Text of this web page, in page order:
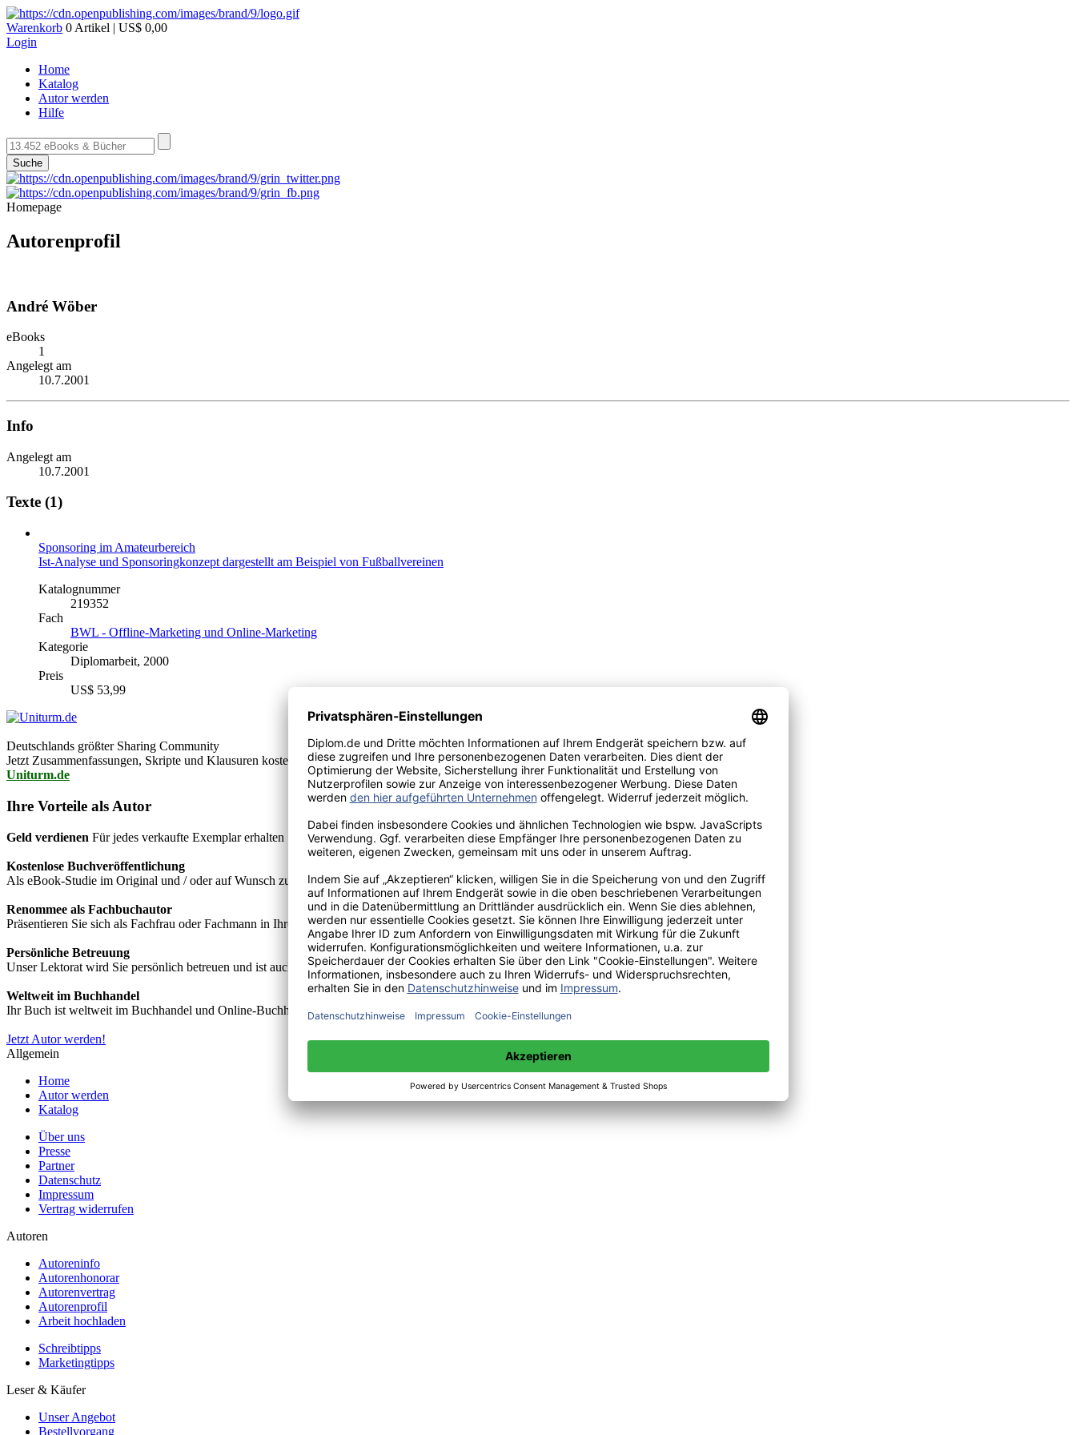
Warenkorb 0 Artikel | US$ 0,00
Login
Home
Katalog
Autor werden
Hilfe
Suche
Homepage
Autorenprofil
André Wöber
eBooks
1
Angelegt am
10.7.2001
Info
Angelegt am
10.7.2001
Texte (1)
Sponsoring im Amateurbereich
Ist-Analyse und Sponsoringkonzept dargestellt am Beispiel von Fußballvereinen
Katalognummer
219352
Fach
BWL - Offline-Marketing und Online-Marketing
Kategorie
Diplomarbeit, 2000
Preis
US$ 53,99
Deutschlands größter Sharing Community
Jetzt Zusammenfassungen, Skripte und Klausuren kostenlos downloaden!
Uniturm.de
Ihre Vorteile als Autor
Geld verdienen Für jedes verkaufte Exemplar erhalten Sie Autorenhonorar - bis zu 40%.
Kostenlose Buchveröffentlichung
Als eBook-Studie im Original und / oder auf Wunsch zusätzlich als hochwertiges Fachbuch in unserem renommierten Buchverlag.
Renommee als Fachbuchautor
Präsentieren Sie sich als Fachfrau oder Fachmann in Ihrem Fachgebiet und machen Sie sich bekannt.
Persönliche Betreuung
Unser Lektorat wird Sie persönlich betreuen und ist auch telefonisch unter +49(0)176-85996762 erreichbar.
Weltweit im Buchhandel
Ihr Buch ist weltweit im Buchhandel und Online-Buchhandel wie z.B. amazon erhältlich.
Jetzt Autor werden!
Allgemein
Home
Autor werden
Katalog
Über uns
Presse
Partner
Datenschutz
Impressum
Vertrag widerrufen
Autoren
Autoreninfo
Autorenhonorar
Autorenvertrag
Autorenprofil
Arbeit hochladen
Schreibtipps
Marketingtipps
Leser & Käufer
Unser Angebot
Bestellvorgang